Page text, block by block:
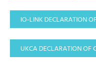
IO-LINK DECLARATION
UKCA DECLARATION OF